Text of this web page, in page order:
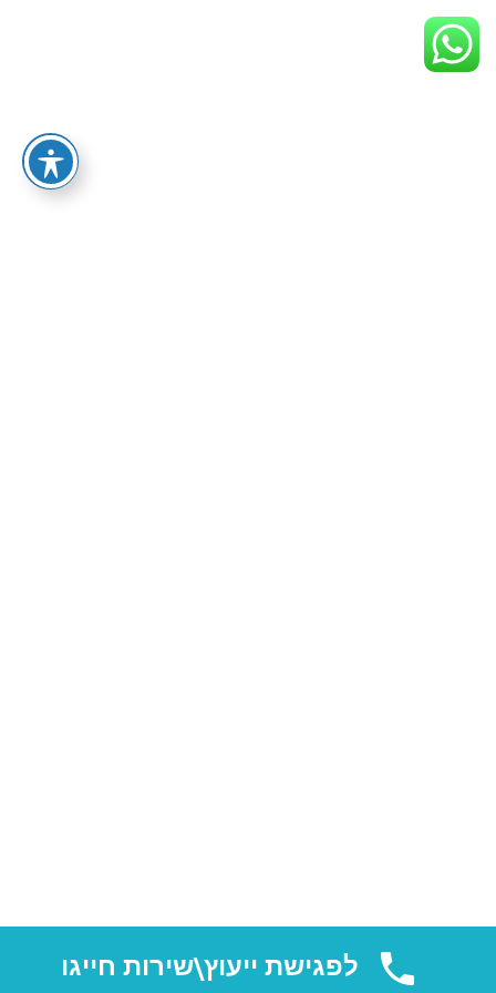
לפגישת ייעוץ\שירות חייגו